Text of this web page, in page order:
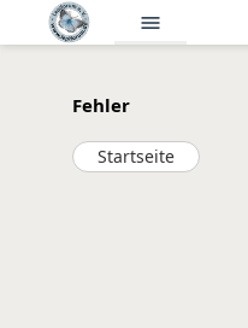
menu
Fehler
Startseite